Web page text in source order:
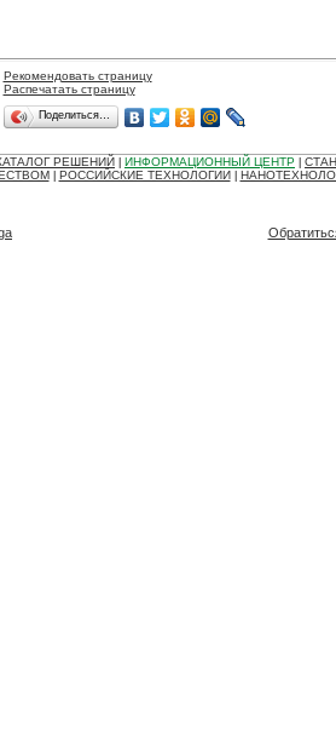
Рекомендовать страницу
Распечатать страницу
Поделиться…
РЕШЕНИЙ ИНФОРМАЦИОННЫЙ ЦЕНТР
РОССИЙСКИЕ ТЕХНОЛОГИИ